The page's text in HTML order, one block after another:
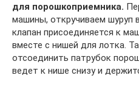
для порошкоприемника.
машины, откручиваем шуруп
клапан присоединяется к
вместе с нишей для лотка.
отсоединить патрубок
ведет к нише снизу и